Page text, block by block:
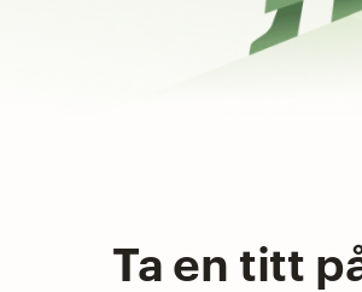
Ta en titt